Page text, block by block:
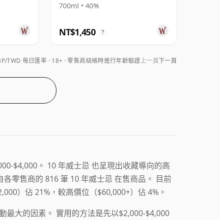
700ml • 40%
NT$1,450 ?
TWD 每日匯率 18+ · 零售商結帳時進行年齡驗證上一頁下一頁
$4,000。 10 年威士忌 也呈現出收藏導向的高
零售商的 816 筆 10 年威士忌 在售商品。 目前
）佔 21%，較高價位（$60,000+）佔 4%。
最大的因素。 實用的方法是先以$2,000-$4,000